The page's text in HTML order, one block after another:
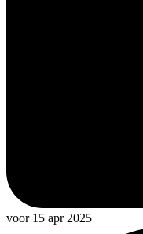
voor 15 apr 2025